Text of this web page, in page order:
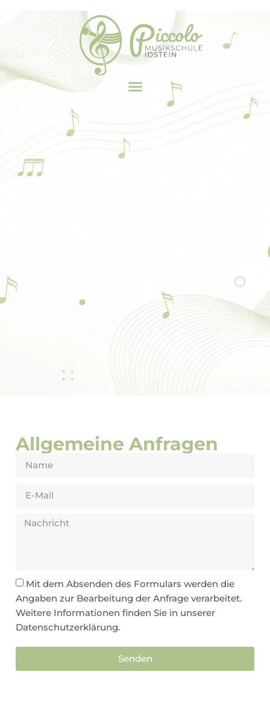
Allgemeine Anfragen
Mit dem Absenden des Formulars werden die
Angaben zur Bearbeitung der Anfrage verarbeitet.
Weitere Informationen finden Sie in unserer
Datenschutzerklärung.
Senden